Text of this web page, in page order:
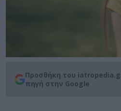
Προσθήκη του
πηγή στην Google